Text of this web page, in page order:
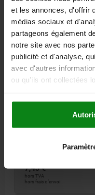
et les annonces, d'offrir
médias sociaux et
partageons également
notre site avec nos
publicité et d'analyse,
avec d'autres
ou qu'ils ont collectées
BOUTON ÉTOILE
FORME=K D8=26 H3=21
06209-26312
7,43 €
hors TVA
hors frais d’envoi